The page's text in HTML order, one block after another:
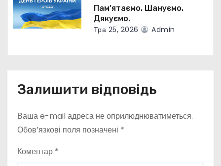
Пам’ятаємо. Шануємо.
Дякуємо.
Тра 25, 2026 Admin
Залишити відповідь
Ваша e-mail адреса не оприлюднюватиметься.
Обов’язкові поля позначені *
Коментар *